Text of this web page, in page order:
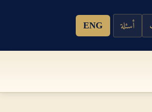
أسئلة ENG